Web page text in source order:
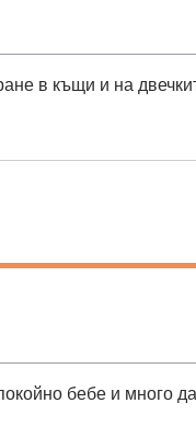
в къщи и на
бебе и много